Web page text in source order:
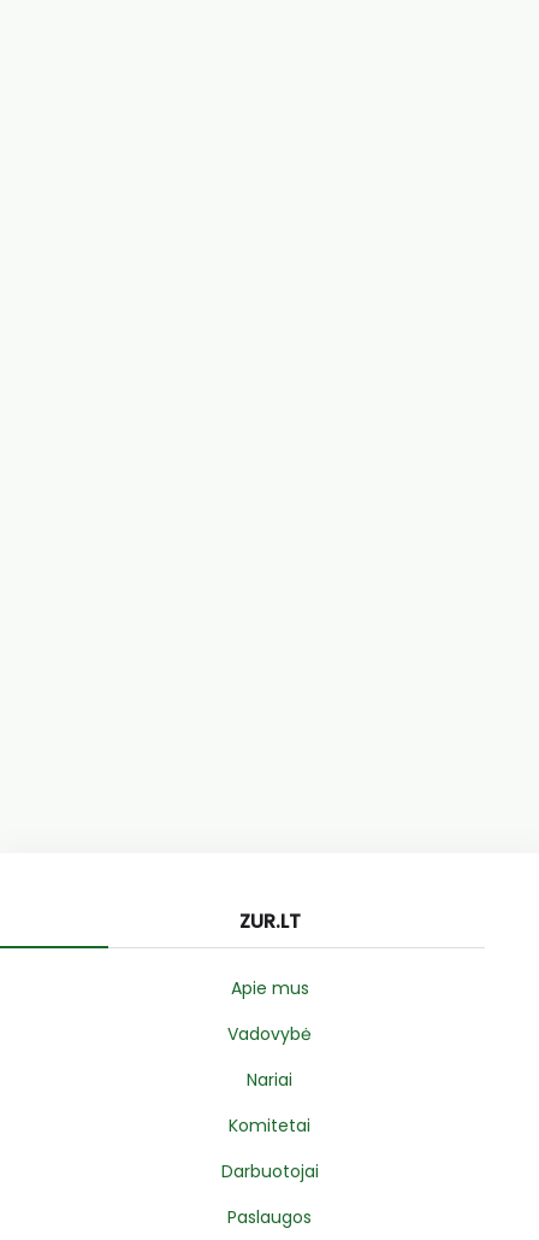
ZUR.LT
Apie mus
Vadovybė
Nariai
Komitetai
Darbuotojai
Paslaugos